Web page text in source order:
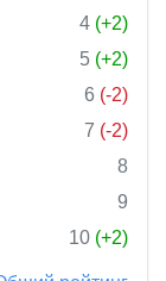
4 (+2)
5 (+2)
6 (-2)
7 (-2)
8
9
10 (+2)